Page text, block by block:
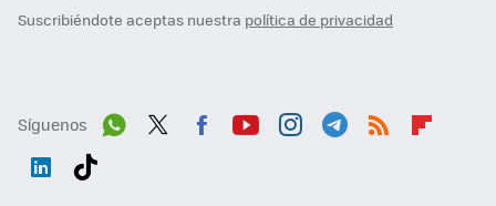
Suscribiéndote aceptas nuestra política de privacidad
Síguenos